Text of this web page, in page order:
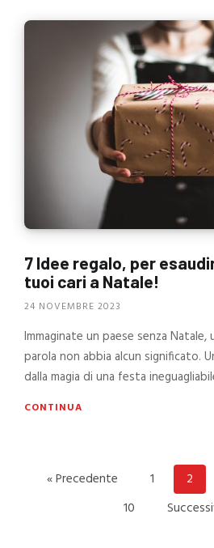
7 Idee regalo, per
tuoi cari a Natale!
24 NOVEMBRE 2023
Immaginate un paese senza
parola non abbia alcun significato.
dalla magia di una festa
CONTINUA
« Precedente 1 2
10